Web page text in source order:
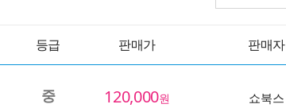
등급 판매가 판매자
중 120,000원
쇼북스